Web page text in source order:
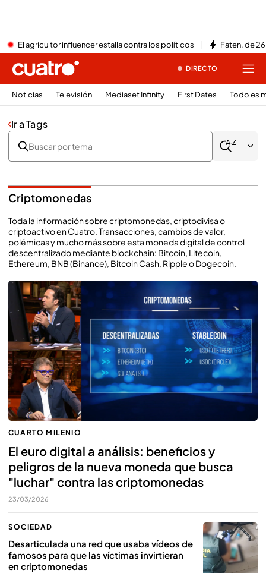
El agricultor influencer estalla contra los políticos Faten, de
DIRECTO
Noticias Televisión Mediaset Infinity First Dates Todo es
Ir a Tags
Criptomonedas
Toda la información sobre criptomonedas, criptodivisa o
criptoactivo en Cuatro. Transacciones, cambios de valor,
polémicas y mucho más sobre esta moneda digital de control
descentralizado mediante blockchain: Bitcoin, Litecoin,
Ethereum, BNB (Binance), Bitcoin Cash, Ripple o Dogecoin.
CUARTO MILENIO
El euro digital a análisis: beneficios y
peligros de la nueva moneda que busca
"luchar" contra las criptomonedas
23/03/2026
SOCIEDAD
Desarticulada una red que usaba vídeos de
famosos para que las víctimas invirtieran
en criptomonedas